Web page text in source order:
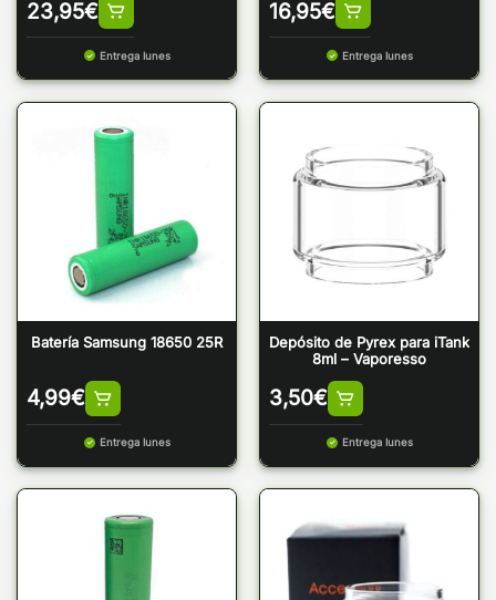
23,95€
Entrega lunes
16,95€
Entrega lunes
Batería Samsung 18650 25R
4,99€
Entrega lunes
Depósito de Pyrex para iTank
8ml – Vaporesso
3,50€
Entrega lunes